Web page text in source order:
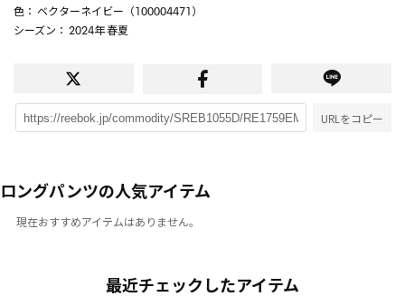
色 ： ベクターネイビー（100004471）
シーズン ： 2024年 春夏
URLをコピー
ロングパンツの人気アイテム
現在おすすめアイテムはありません。
最近チェックしたアイテム